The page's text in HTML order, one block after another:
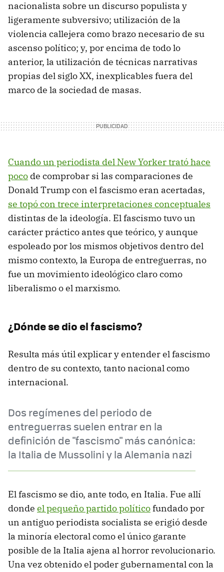
nacionalista sobre un discurso populista y
ligeramente subversivo; utilización de la
violencia callejera como brazo necesario de su
ascenso político; y, por encima de todo lo
anterior, la utilización de técnicas narrativas
propias del siglo XX, inexplicables fuera del
marco de la sociedad de masas.
Cuando un periodista del New Yorker trató hace
poco de comprobar si las comparaciones de
Donald Trump con el fascismo eran acertadas,
se topó con trece interpretaciones conceptuales
distintas de la ideología. El fascismo tuvo un
carácter práctico antes que teórico, y aunque
espoleado por los mismos objetivos dentro del
mismo contexto, la Europa de entreguerras, no
fue un movimiento ideológico claro como
liberalismo o el marxismo.
¿Dónde se dio el fascismo?
Resulta más útil explicar y entender el fascismo
dentro de su contexto, tanto nacional como
internacional.
Dos regímenes del periodo de
entreguerras suelen entrar en la
definición de "fascismo" más canónica:
la Italia de Mussolini y la Alemania nazi
El fascismo se dio, ante todo, en Italia. Fue allí
donde el pequeño partido políticofundado por
un antiguo periodista socialista se erigió desde
la minoría electoral como el único garante
posible de la Italia ajena al horror revolucionario.
Una vez obtenido el poder gubernamental con la